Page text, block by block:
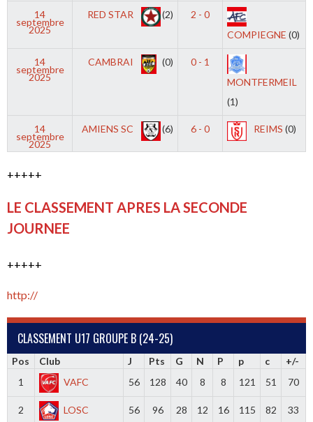
14
septembre
2025
RED STAR (2)
2 - 0
COMPIEGNE (0)
14
septembre
2025
CAMBRAI (0)
0 - 1
MONTFERMEIL
(1)
14
septembre
2025
AMIENS SC (6) 6 - 0 REIMS (0)
+++++
LE CLASSEMENT APRES LA SECONDE
JOURNEE
+++++
http://
CLASSEMENT U17 GROUPE B (24-25)
Pos Club J Pts G N P p c
+/-
1
VAFC 56 128 40 8 8 121 51 70
2 LOSC 56 96 28 12 16 115 82 33